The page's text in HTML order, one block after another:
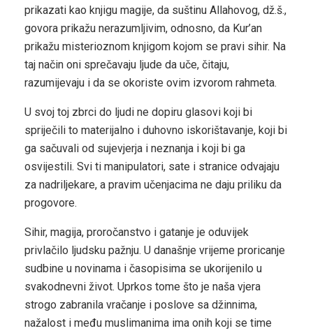
prikazati kao knjigu magije, da suštinu Allahovog, dž.š.,
govora prikažu nerazumljivim, odnosno, da Kur’an
prikažu misterioznom knjigom kojom se pravi sihir. Na
taj način oni sprečavaju ljude da uče, čitaju,
razumijevaju i da se okoriste ovim izvorom rahmeta.
U svoj toj zbrci do ljudi ne dopiru glasovi koji bi
spriječili to materijalno i duhovno iskorištavanje, koji bi
ga sačuvali od sujevjerja i neznanja i koji bi ga
osvijestili. Svi ti manipulatori, sate i stranice odvajaju
za nadriljekare, a pravim učenjacima ne daju priliku da
progovore.
Sihir, magija, proročanstvo i gatanje je oduvijek
privlačilo ljudsku pažnju. U današnje vrijeme proricanje
sudbine u novinama i časopisima se ukorijenilo u
svakodnevni život. Uprkos tome što je naša vjera
strogo zabranila vračanje i poslove sa džinnima,
nažalost i među muslimanima ima onih koji se time